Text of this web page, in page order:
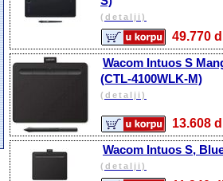
(detalji)
Wacom Intuos S
(CTL-4100WLK-M)
(detalji)
Wacom Intuos S,
(detalji)